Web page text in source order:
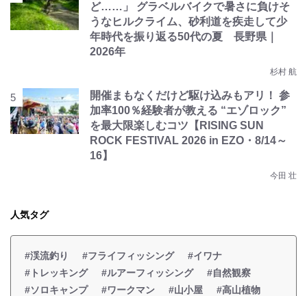
ど……」 グラベルバイクで暑さに負けそ
うなヒルクライム、砂利道を疾走して少
年時代を振り返る50代の夏 長野県｜
2026年
杉村 航
開催まもなくだけど駆け込みもアリ！ 参
加率100％経験者が教える “エゾロック”
を最大限楽しむコツ【RISING SUN
ROCK FESTIVAL 2026 in EZO・8/14～
16】
今田 壮
人気タグ
#渓流釣り #フライフィッシング
#イワナ
#トレッキング
#ルアーフィッシング
#自然観察
#ソロキャンプ
#ワークマン #山小屋 #高山植物